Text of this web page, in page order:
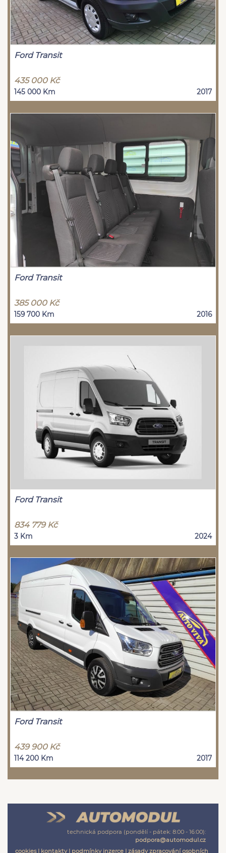
Ford Transit
435 000 Kč
145 000 Km 2017
Ford Transit
385 000 Kč
159 700 Km 2016
Ford Transit
834 779 Kč
3 Km 2024
Ford Transit
439 900 Kč
114 200 Km 2017
technická podpora (pondělí - pátek: 8:00 - 16:00):
podpora@automodul.cz
cookies| kontakty| podmínky inzerce | zásady zpracování osobních